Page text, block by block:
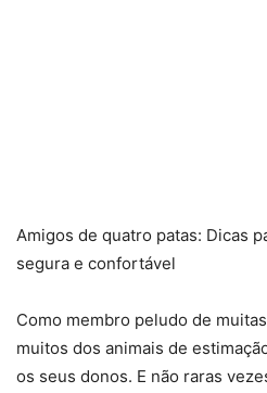
Amigos de quatro patas: Dicas
segura e confortável
Como membro peludo de
muitos dos animais de
os seus donos. E não raras